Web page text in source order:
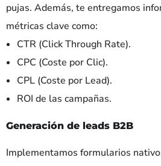
pujas. Además, te entregamos
métricas clave como:
CTR (Click Through Rate).
CPC (Coste por Clic).
CPL (Coste por Lead).
ROI de las campañas.
Generación de leads B2B
Implementamos formularios